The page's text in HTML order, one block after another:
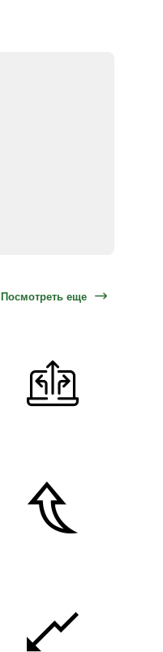
Посмотреть еще